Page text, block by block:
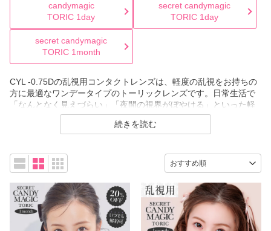
candymagic
TORIC 1day
secret candymagic
TORIC 1day
secret candymagic
TORIC 1month
CYL -0.75Dの乱視用コンタクトレンズは、軽度の乱視をお持ちの
方に最適なワンデータイプのトーリックレンズです。日常生活で
「なんとなく見えづらい」「夜間の視界がぼやける」といった軽
い症状でお悩みの方も、このレンズを使用することで驚くほどク
リアな視界を体験できます。-0.75Dは乱視矯正の入門度数とし
かかりません。ナチュラルな瞳からトレンド感のあるデザインま
で、豊富なカラーバリエーションをご用意。その日の気分やシー
ンに合わせて選べるのも大きな魅力です。軽度の乱視だからこ
そ、早めの矯正で快適な視生活を始めてみませんか。
続きを読む